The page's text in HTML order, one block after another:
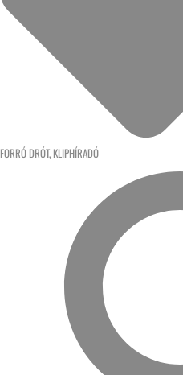
FORRÓ DRÓT, KLIPHÍRADÓ